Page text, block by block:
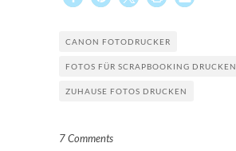
CANON FOTODRUCKER
FOTOS FÜR SCRAPBOOKING DRUCKEN
ZUHAUSE FOTOS DRUCKEN
7 Comments